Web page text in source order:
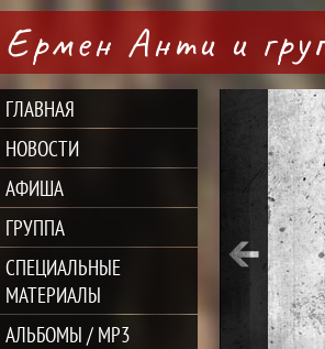
Ермен Анти и
ГЛАВНАЯ
НОВОСТИ
АФИША
ГРУППА
СПЕЦИАЛЬНЫЕ
МАТЕРИАЛЫ
АЛЬБОМЫ / MP3